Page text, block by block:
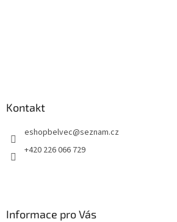
Kontakt
eshopbelvec@seznam.cz
+420 226 066 729
Informace pro Vás